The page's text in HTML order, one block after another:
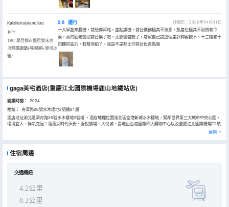
Kaisitehaiyianqiluo
其他
180°摩登都市優居雙床房
（舒達床墊+生活吧+雙用冰
箱）
入住於2026年03月
2.6 還行
評價於：2026年04月01日
一大早起來趕機，就給你添堵，差點誤機。前台業務極其不熟悉，態度也極其不耐煩和冷
漠。真的勸老闆把前台換了吧，太影響體驗了，店家自己説這個差評夠客觀不。十三樓和十
四樓的區別，我幫你拍了，我是不是都比你前台負責點哦
gaga美宅酒店(重慶江北國際機場鹿山地鐵站店)
開業時間： 2024
地址：
舟濟路26號水木棲地2號樓21層
酒店地址渝北區濟舟路26號水木棲地2號樓 ，酒店地理位置渝北區空港新城水木棲地，緊鄰世界第三大城市中央公園，
環境宜人、鮮氧充足！距龍湖時代天街、吾悅廣場、大悅城、喜地山金港國際四大購物中心以及重慶江北國際機場T2航
站樓僅10分鐘車程。距離地鐵交通10號線鹿山站步行僅5分鐘，暢通全城距離，可輕鬆抵達江北國際機場、悅來國際博
覽中心、觀音橋等商業中心及旅遊景點，地理位置優越，出行便利。 步入酒店，您將沉浸在明快的美式氛圍中。酒店設
窗美景、一方美宅。 “一房美談”：酒店寬敞明亮的客房布置温馨舒適，配備了先進的設施和服務，讓客人可以盡情享受
受城市的脈搏。 “一方美宅”：酒店不僅致力於為客人提供舒適的住宿和美食，還注重營造一個温馨、舒適的居住環境。
希望客人在旅途中也能感受到家的温暖和舒適。 酒店致力於為客人營造舒適、自在的生活場景，讓每一次入住都成為難
忘的回憶。無論是商務出行還是休閒度假，本酒店都是您的理想選擇。
展開
住宿周邊
交通樞紐
4.2公里
8.2公里